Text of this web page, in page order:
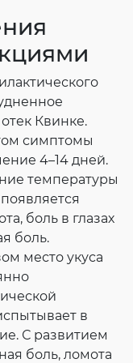
Квинке.
симптомы
4–14 дней.
температуры
боль в глазах
боль.
место укуса
в
С развитием
боль, ломота